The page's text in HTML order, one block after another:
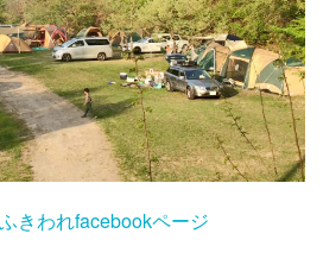
きわれfacebookページ